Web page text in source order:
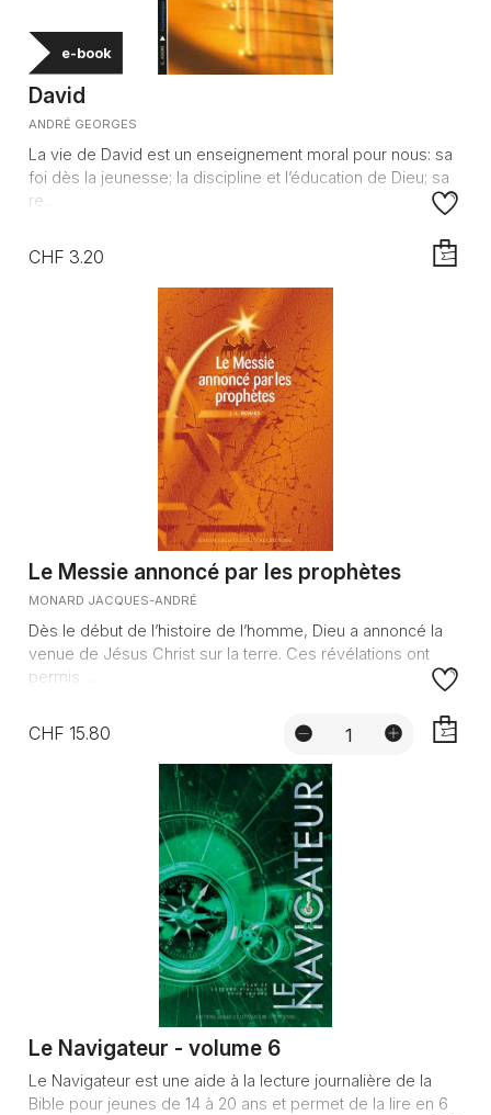
e-book
David
ANDRÉ GEORGES
La vie de David est un enseignement moral pour nous: sa
foi dès la jeunesse; la discipline et l’éducation de Dieu; sa
re...
CHF 3.20
Le Messie annoncé par les prophètes
MONARD JACQUES-ANDRÉ
Dès le début de l’histoire de l’homme, Dieu a annoncé la
venue de Jésus Christ sur la terre. Ces révélations ont
permis ...
CHF 15.80
Le Navigateur - volume 6
Le Navigateur est une aide à la lecture journalière de la
Bible pour jeunes de 14 à 20 ans et permet de la lire en 6